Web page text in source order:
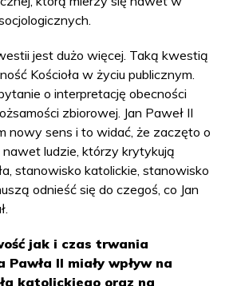
jest dużo więcej. Taką kwestią
Kościoła w życiu publicznym.
o interpretację obecności
zbiorowej. Jan Paweł II
nowy sens i to widać, że zaczęto o
ludzie, którzy krytykują
stanowisko katolickie, stanowisko
odnieść się do czegoś, co Jan
jak i czas trwania
II miały wpływ na
katolickiego oraz na